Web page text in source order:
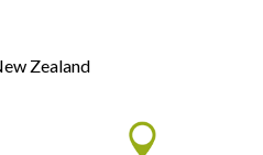
Zealand